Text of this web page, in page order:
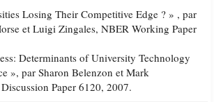
Losing Their Competitive Edge ? » , par
et Luigi Zingales, NBER Working Paper
Determinants of University Technology
», par Sharon Belenzon et Mark
Paper 6120, 2007.